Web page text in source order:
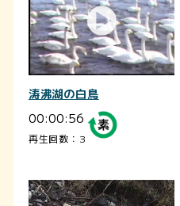
涛沸湖の白鳥
00:00:56
再生回数：3